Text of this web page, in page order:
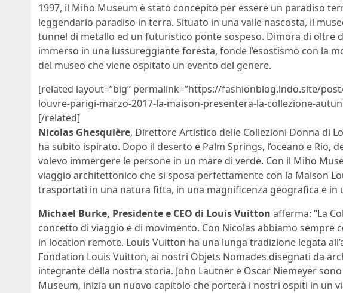
1997, il Miho Museum è stato concepito per essere un paradiso
leggendario paradiso in terra. Situato in una valle nascosta, il
tunnel di metallo ed un futuristico ponte sospeso. Dimora di oltre
immerso in una lussureggiante foresta, fonde l’esostismo con la
del museo che viene ospitato un evento del genere.
[related layout=”big” permalink=”https://fashionblog.lndo.site/
louvre-parigi-marzo-2017-la-maison-presentera-la-collezione-
[/related]
Nicolas Ghesquière, Direttore Artistico delle Collezioni Donna di
ha subito ispirato. Dopo il deserto e Palm Springs, l’oceano e Rio,
volevo immergere le persone in un mare di verde. Con il Miho
viaggio architettonico che si sposa perfettamente con la Maison
trasportati in una natura fitta, in una magnificenza geografica e in
Michael Burke, Presidente e CEO di Louis Vuitton afferma: “La
concetto di viaggio e di movimento. Con Nicolas abbiamo sempre
in location remote. Louis Vuitton ha una lunga tradizione legata
Fondation Louis Vuitton, ai nostri Objets Nomades disegnati da
integrante della nostra storia. John Lautner e Oscar Niemeyer
Museum, inizia un nuovo capitolo che porterà i nostri ospiti in un